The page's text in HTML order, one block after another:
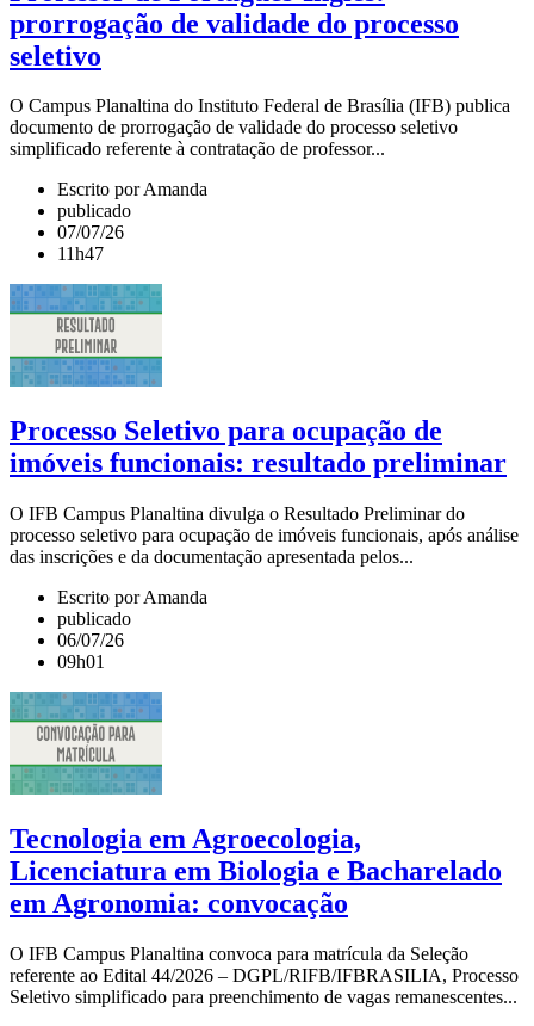
prorrogação de validade do processo
seletivo
O Campus Planaltina do Instituto Federal de Brasília (IFB) publica
documento de prorrogação de validade do processo seletivo
simplificado referente à contratação de professor...
Escrito por Amanda
publicado
07/07/26
11h47
Processo Seletivo para ocupação de
imóveis funcionais: resultado preliminar
O IFB Campus Planaltina divulga o Resultado Preliminar do
processo seletivo para ocupação de imóveis funcionais, após análise
das inscrições e da documentação apresentada pelos...
Escrito por Amanda
publicado
06/07/26
09h01
Tecnologia em Agroecologia,
Licenciatura em Biologia e Bacharelado
em Agronomia: convocação
O IFB Campus Planaltina convoca para matrícula da Seleção
referente ao Edital 44/2026 – DGPL/RIFB/IFBRASILIA, Processo
Seletivo simplificado para preenchimento de vagas remanescentes...